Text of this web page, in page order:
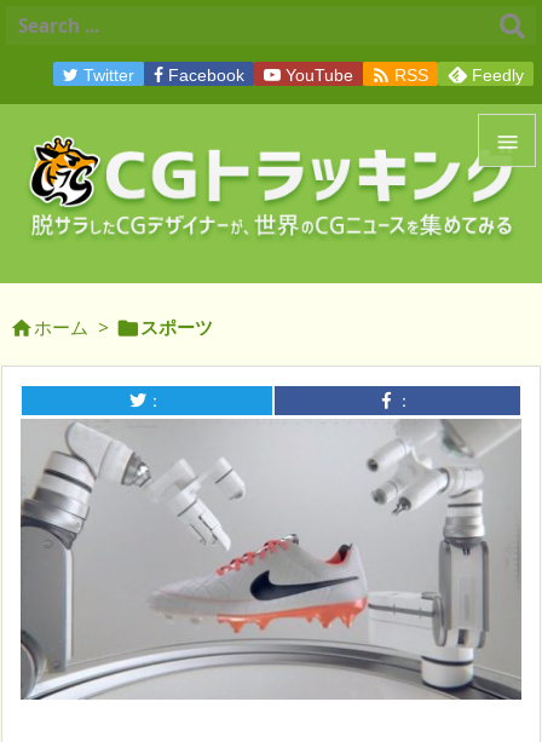


メニュ
前へ
次へ
Twitter Facebook YouTube  RSS Feedly
ホーム >  スポーツ
： ：